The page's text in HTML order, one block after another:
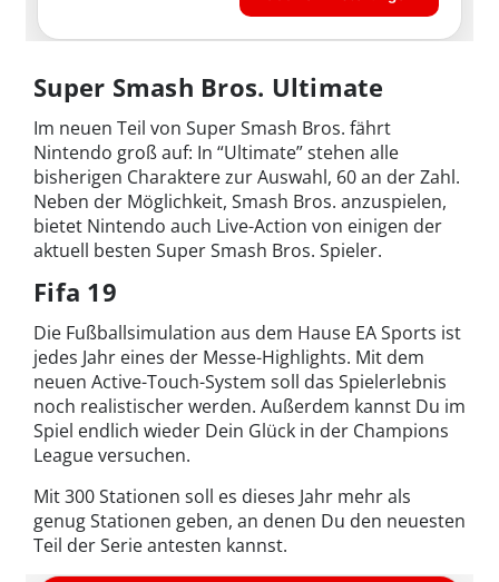
Super Smash Bros. Ultimate
Im neuen Teil von Super Smash Bros. fährt
Nintendo groß auf: In “Ultimate” stehen alle
bisherigen Charaktere zur Auswahl, 60 an der Zahl.
Neben der Möglichkeit, Smash Bros. anzuspielen,
bietet Nintendo auch Live-Action von einigen der
aktuell besten Super Smash Bros. Spieler.
Fifa 19
Die Fußballsimulation aus dem Hause EA Sports ist
jedes Jahr eines der Messe-Highlights. Mit dem
neuen Active-Touch-System soll das Spielerlebnis
noch realistischer werden. Außerdem kannst Du im
Spiel endlich wieder Dein Glück in der Champions
League versuchen.
Mit 300 Stationen soll es dieses Jahr mehr als
genug Stationen geben, an denen Du den neuesten
Teil der Serie antesten kannst.